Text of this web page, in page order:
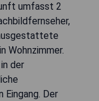
umfasst 2
Wohnzimmer.
der
Eingang. Der